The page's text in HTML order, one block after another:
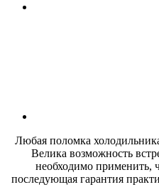
Любая поломка
Велика возможность
необходимо применить,
последующая гарантия